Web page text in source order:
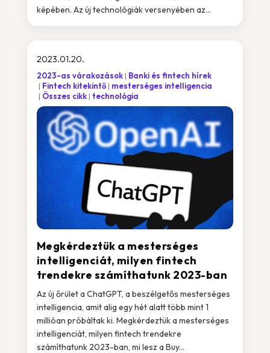
képében. Az új technológiák versenyében az...
Megkérdeztük a mesterséges
intelligenciát, milyen fintech
trendekre számíthatunk 2023-ban
2023.01.20.
2023-as várakozások
Banki és fintech hírek
Fintech kitekintő
mesterséges intelligencia
Összes cikk technológia
Az új őrület a ChatGPT, a beszélgetős mesterséges
intelligencia, amit alig egy hét alatt több mint 1
millióan próbáltak ki. Megkérdeztük a mesterséges
intelligenciát, milyen fintech trendekre
számíthatunk 2023-ban, mi lesz a Buy...